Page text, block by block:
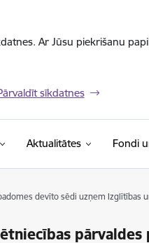
Ar Jūsu piekrišanu
sīkdatnes
Aktualitātes Fondi
devīto sēdi uzņem Izglītības